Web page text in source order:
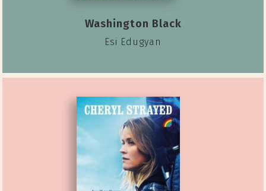
Washington Black
Esi Edugyan